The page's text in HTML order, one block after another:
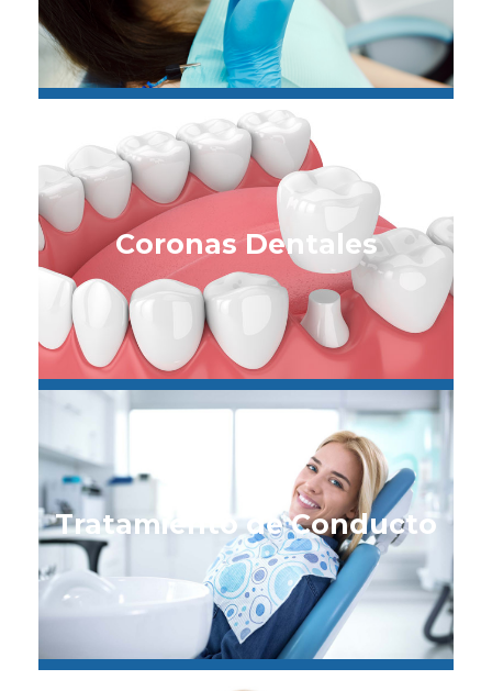
Coronas Dentales
Tratamiento de Conducto